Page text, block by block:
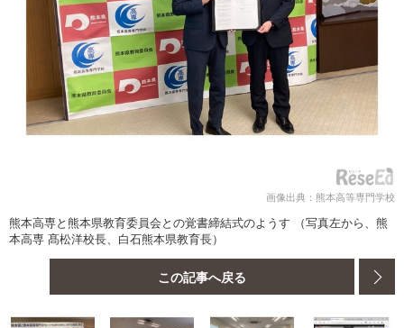
画像出典：熊本高等専門学校
熊本高専と熊本県教育委員会との覚書締結式のようす （写真左から、熊
本高専 髙松洋校長、白石熊本県教育長）
この記事へ戻る